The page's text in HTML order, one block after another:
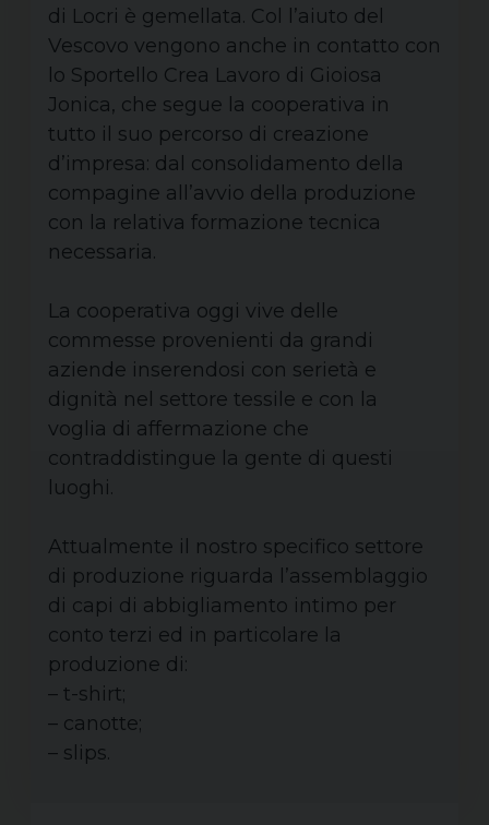
di Locri è gemellata. Col l’aiuto del
Vescovo vengono anche in contatto con
lo Sportello Crea Lavoro di Gioiosa
Jonica, che segue la cooperativa in
tutto il suo percorso di creazione
d’impresa: dal consolidamento della
compagine all’avvio della produzione
con la relativa formazione tecnica
necessaria.
La cooperativa oggi vive delle
commesse provenienti da grandi
aziende inserendosi con serietà e
dignità nel settore tessile e con la
voglia di affermazione che
contraddistingue la gente di questi
luoghi.
Attualmente il nostro specifico settore
di produzione riguarda l’assemblaggio
di capi di abbigliamento intimo per
conto terzi ed in particolare la
produzione di:
– t-shirt;
– canotte;
– slips.